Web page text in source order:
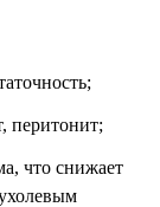
перитонит;
что снижает